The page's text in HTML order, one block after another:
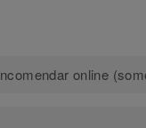
online